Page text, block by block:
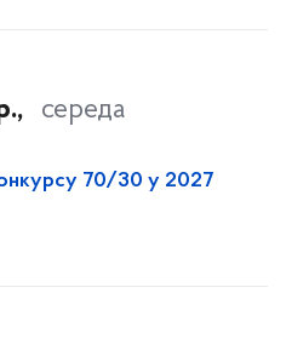
середа
70/30 у 2027